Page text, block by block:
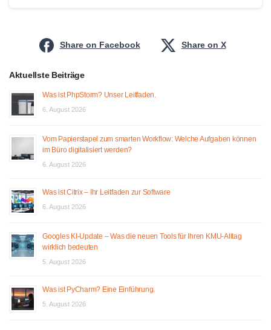
Share on Facebook Share on X
Aktuellste Beiträge
Was ist PhpStorm? Unser Leitfaden.
6. August 2026
Vom Papierstapel zum smarten Workflow: Welche Aufgaben können
im Büro digitalisiert werden?
6. August 2026
Was ist Citrix – Ihr Leitfaden zur Software
6. August 2026
Googles KI-Update – Was die neuen Tools für Ihren KMU-Alltag
wirklich bedeuten
5. August 2026
Was ist PyCharm? Eine Einführung.
5. August 2026